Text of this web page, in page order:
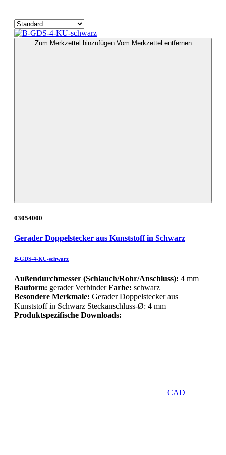
Zum Merkzettel hinzufügen Vom Merkzettel entfernen
03054000
Gerader Doppelstecker aus Kunststoff in Schwarz
B-GDS-4-KU-schwarz
Außendurchmesser (Schlauch/Rohr/Anschluss): 4 mm
Bauform: gerader VerbinderFarbe: schwarz
Besondere Merkmale: Gerader Doppelstecker aus
Kunststoff in Schwarz Steckanschluss-Ø: 4 mm
Produktspezifische Downloads:
CAD